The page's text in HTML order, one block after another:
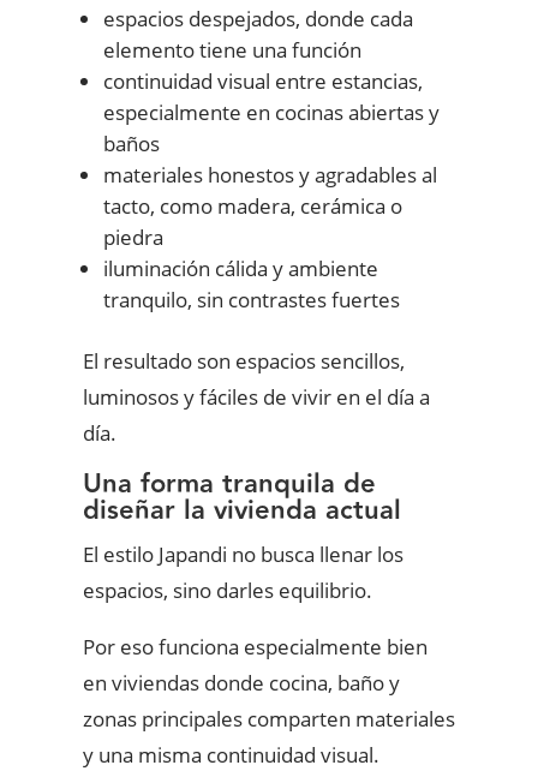
espacios despejados, donde cada
elemento tiene una función
continuidad visual entre estancias,
especialmente en cocinas abiertas y
baños
materiales honestos y agradables al
tacto, como madera, cerámica o
piedra
iluminación cálida y ambiente
tranquilo, sin contrastes fuertes
El resultado son espacios sencillos,
luminosos y fáciles de vivir en el día a
día.
Una forma tranquila de
diseñar la vivienda actual
El estilo Japandi no busca llenar los
espacios, sino darles equilibrio.
Por eso funciona especialmente bien
en viviendas donde cocina, baño y
zonas principales comparten materiales
y una misma continuidad visual.